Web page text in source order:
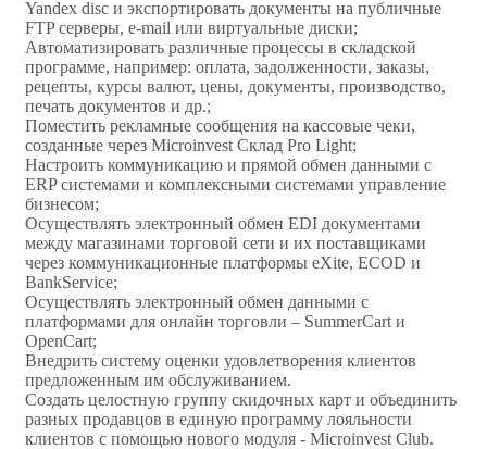
Yandex disc и экспортировать документы на публичные
FTP серверы, e-mail или виртуальные диски;
Автоматизировать различные процессы в складской
программе, например: оплата, задолженности, заказы,
рецепты, курсы валют, цены, документы, производство,
печать документов и др.;
Поместить рекламные сообщения на кассовые чеки,
созданные через Microinvest Склад Pro Light;
Настроить коммуникацию и прямой обмен данными с
ERP системами и комплексными системами управление
бизнесом;
Осуществлять электронный обмен EDI документами
между магазинами торговой сети и их поставщиками
через коммуникационные платформы eXite, ECOD и
BankService;
Осуществлять электронный обмен данными с
платформами для онлайн торговли – SummerCart и
OpenCart;
Внедрить систему оценки удовлетворения клиентов
предложенным им обслуживанием.
Создать целостную группу скидочных карт и объединить
разных продавцов в единую программу лояльности
клиентов с помощью нового модуля - Microinvest Club.